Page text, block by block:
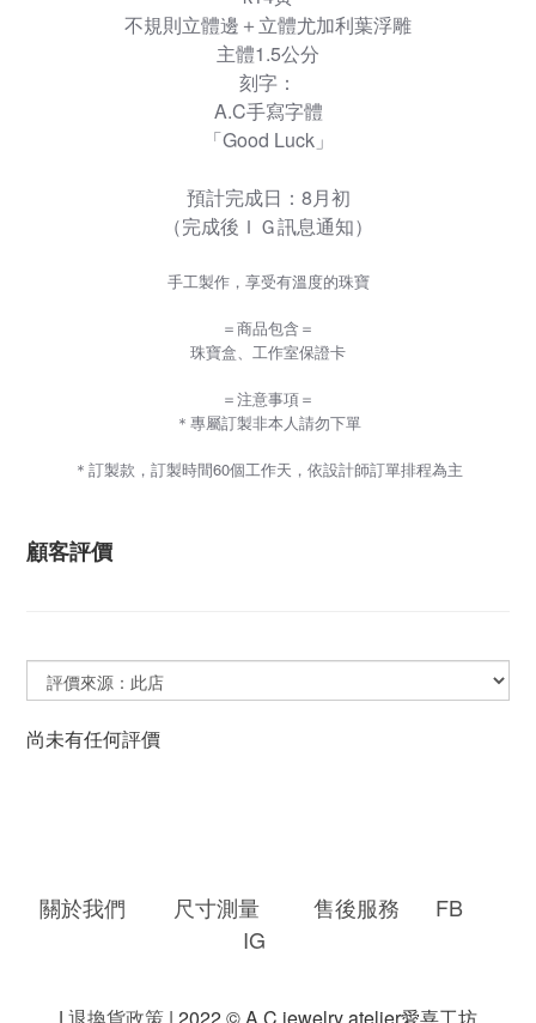
不規則立體邊＋立體尤加利葉浮雕
主體1.5公分
刻字：
A.C手寫字體
「Good Luck」
預計完成日：8月初
（完成後ＩＧ訊息通知）
手工製作，享受有溫度的珠寶
＝商品包含＝
珠寶盒、工作室保證卡
＝注意事項＝
＊專屬訂製非本人請勿下單
＊訂製款，訂製時間60個工作天，依設計師訂單排程為主
顧客評價
尚未有任何評價
關於我們 尺寸測量 售後服務
FB
IG